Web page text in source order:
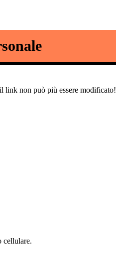
link non può più essere modificato!
cellulare.